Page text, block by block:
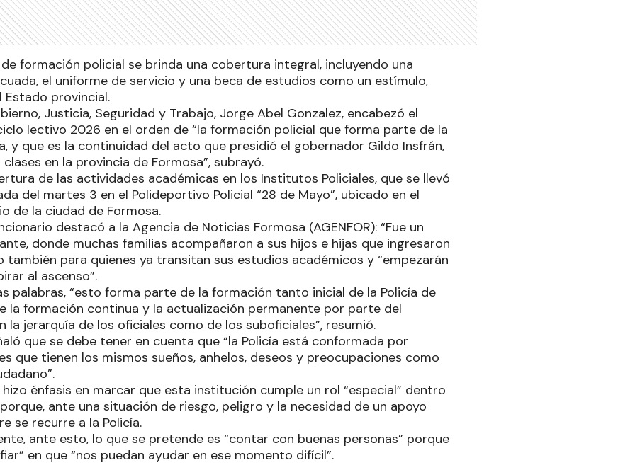
formación policial se brinda una cobertura integral, incluyendo una
el uniforme de servicio y una beca de estudios como un estímulo,
provincial.
Justicia, Seguridad y Trabajo, Jorge Abel Gonzalez, encabezó el
lectivo 2026 en el orden de “la formación policial que forma parte de la
y que es la continuidad del acto que presidió el gobernador Gildo Insfrán,
en la provincia de Formosa”, subrayó.
de las actividades académicas en los Institutos Policiales, que se llevó
del martes 3 en el Polideportivo Policial “28 de Mayo”, ubicado en el
de la ciudad de Formosa.
destacó a la Agencia de Noticias Formosa (AGENFOR): “Fue un
donde muchas familias acompañaron a sus hijos e hijas que ingresaron
también para quienes ya transitan sus estudios académicos y “empezarán
al ascenso”.
palabras, “esto forma parte de la formación tanto inicial de la Policía de
la formación continua y la actualización permanente por parte del
la jerarquía de los oficiales como de los suboficiales”, resumió.
que se debe tener en cuenta que “la Policía está conformada por
que tienen los mismos sueños, anhelos, deseos y preocupaciones como
énfasis en marcar que esta institución cumple un rol “especial” dentro
ante una situación de riesgo, peligro y la necesidad de un apoyo
se recurre a la Policía.
ante esto, lo que se pretende es “contar con buenas personas” porque
en que “nos puedan ayudar en ese momento difícil”.